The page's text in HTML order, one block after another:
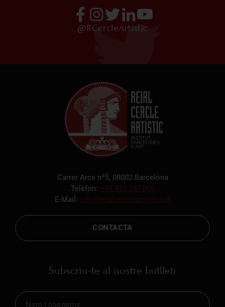
@RCercleArtistic
Carrer Arcs nº5, 08002 Barcelona
Telèfon: +34 933 187 866
E-Mail: info@reialcercleartistic.cat
CONTACTA
Subscriu-te al nostre butlletí